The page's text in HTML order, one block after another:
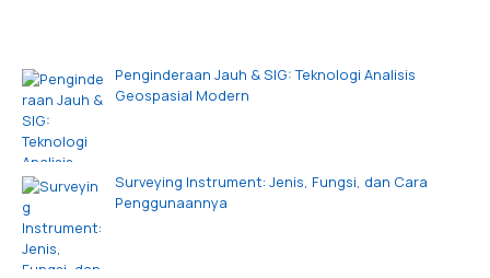
Penginderaan Jauh & SIG: Teknologi Analisis
Geospasial Modern
Surveying Instrument: Jenis, Fungsi, dan Cara
Penggunaannya